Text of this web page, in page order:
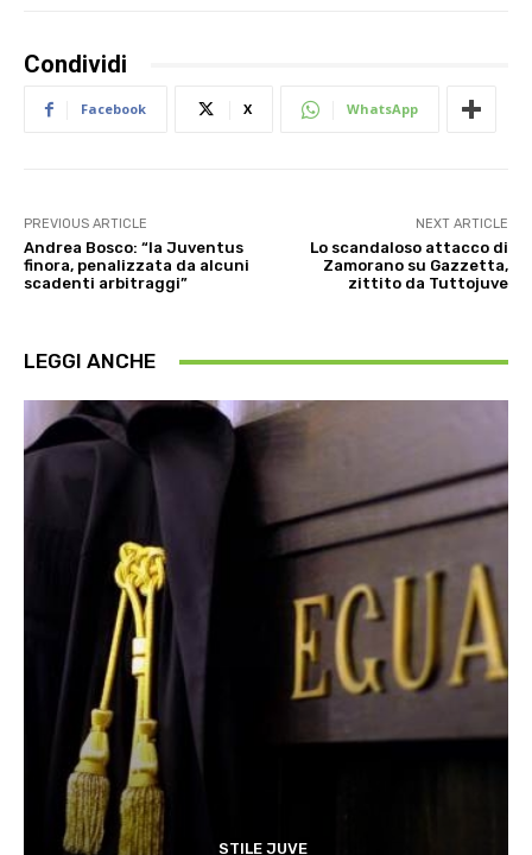
Condividi
Facebook X WhatsApp
PREVIOUS ARTICLE
Andrea Bosco: “la Juventus
finora, penalizzata da alcuni
scadenti arbitraggi”
NEXT ARTICLE
Lo scandaloso attacco di
Zamorano su Gazzetta,
zittito da Tuttojuve
LEGGI ANCHE
STILE JUVE